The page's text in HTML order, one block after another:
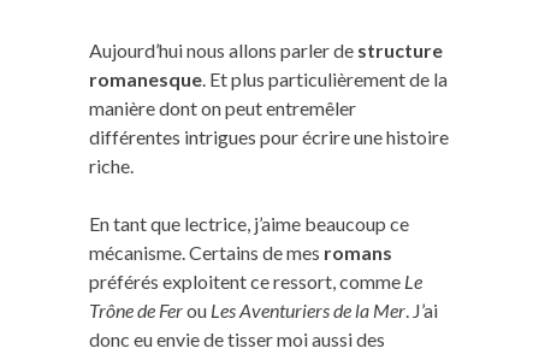
Aujourd’hui nous allons parler de structure
romanesque . Et plus particulièrement de la
manière dont on peut entremêler
différentes intrigues pour écrire une histoire
riche.
En tant que lectrice, j’aime beaucoup ce
mécanisme. Certains de mes romans
préférés exploitent ce ressort, comme Le
Trône de Ferou Les Aventuriers de la Mer . J’ai
donc eu envie de tisser moi aussi des